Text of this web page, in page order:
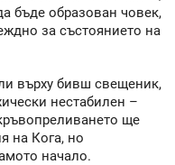
бъде образован човек,
за състоянието на
върху бивш свещеник,
нестабилен –
ще
на Кога, но
начало.